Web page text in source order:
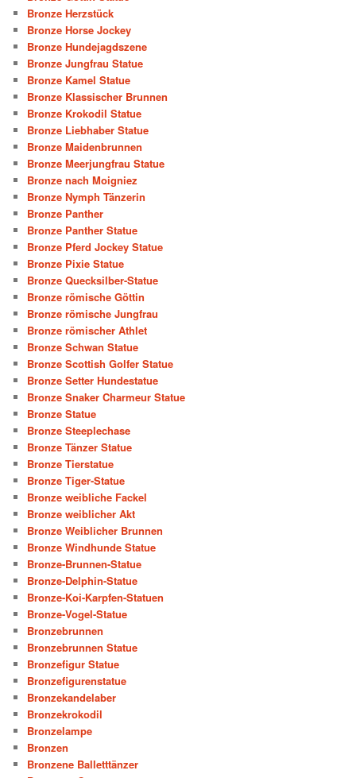
Bronze Herzstück
Bronze Horse Jockey
Bronze Hundejagdszene
Bronze Jungfrau Statue
Bronze Kamel Statue
Bronze Klassischer Brunnen
Bronze Krokodil Statue
Bronze Liebhaber Statue
Bronze Maidenbrunnen
Bronze Meerjungfrau Statue
Bronze nach Moigniez
Bronze Nymph Tänzerin
Bronze Panther
Bronze Panther Statue
Bronze Pferd Jockey Statue
Bronze Pixie Statue
Bronze Quecksilber-Statue
Bronze römische Göttin
Bronze römische Jungfrau
Bronze römischer Athlet
Bronze Schwan Statue
Bronze Scottish Golfer Statue
Bronze Setter Hundestatue
Bronze Snaker Charmeur Statue
Bronze Statue
Bronze Steeplechase
Bronze Tänzer Statue
Bronze Tierstatue
Bronze Tiger-Statue
Bronze weibliche Fackel
Bronze weiblicher Akt
Bronze Weiblicher Brunnen
Bronze Windhunde Statue
Bronze-Brunnen-Statue
Bronze-Delphin-Statue
Bronze-Koi-Karpfen-Statuen
Bronze-Vogel-Statue
Bronzebrunnen
Bronzebrunnen Statue
Bronzefigur Statue
Bronzefigurenstatue
Bronzekandelaber
Bronzekrokodil
Bronzelampe
Bronzen
Bronzene Balletttänzer